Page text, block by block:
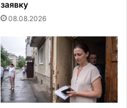
заявку
08.08.2026